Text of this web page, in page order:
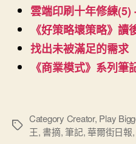
雲端印刷十年修練(5)
《好策略壞策略》讀
找出未被滿足的需求
《商業模式》系列筆
標
Category Creator, Play
王, 書摘,筆記,華爾街日報